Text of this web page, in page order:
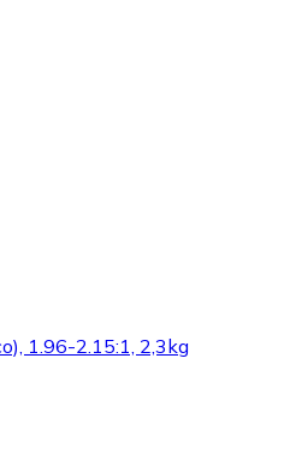
1.96-2.15:1, 2,3kg